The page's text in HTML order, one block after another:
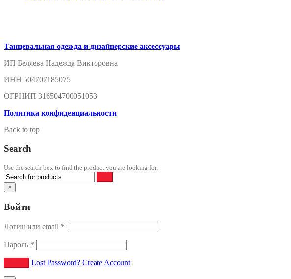
Танцевальная одежда и дизайнерские аксессуары
ИП Беляева Надежда Викторовна
ИНН 504707185075
ОГРНИП 316504700051053
Политика конфиденциальности
Back to top
Search
Use the search box to find the product you are looking for.
×
Войти
Логин или email *
Пароль *
Lost Password? Create Account